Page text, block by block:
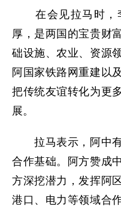
在会见拉马时，
厚，是两国的宝贵财
础设施、农业、资源
阿国家铁路网重建以
把传统友谊转化为更
展。
拉马表示，阿中有
合作基础。阿方赞成
方深挖潜力，发挥阿
港口、电力等领域合